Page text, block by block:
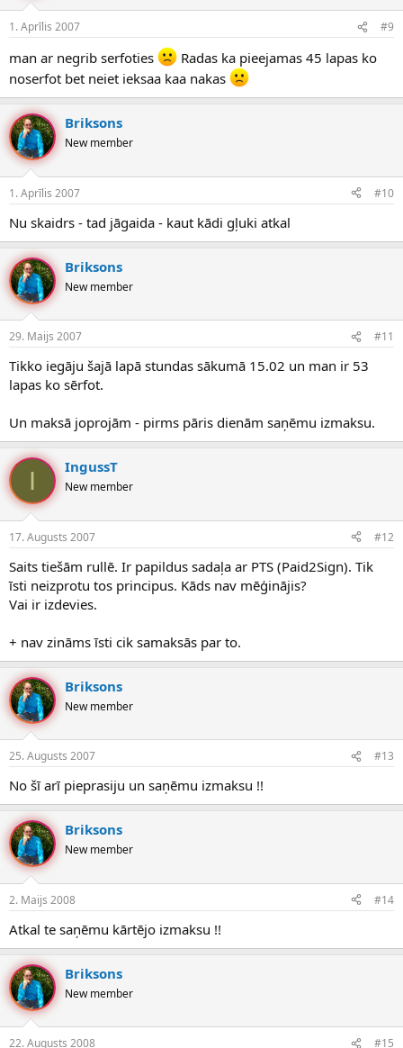
1. Aprīlis 2007 #9
man ar negrib serfoties
Radas ka pieejamas 45 lapas ko
noserfot bet neiet ieksaa kaa nakas
Briksons
New member
1. Aprīlis 2007 #10
Nu skaidrs - tad jāgaida - kaut kādi gļuki atkal
Briksons
New member
29. Maijs 2007 #11
Tikko iegāju šajā lapā stundas sākumā 15.02 un man ir 53
lapas ko sērfot.
Un maksā joprojām - pirms pāris dienām saņēmu izmaksu.
I IngussT
New member
17. Augusts 2007 #12
Saits tiešām rullē. Ir papildus sadaļa ar PTS (Paid2Sign). Tik
īsti neizprotu tos principus. Kāds nav mēģinājis?
Vai ir izdevies.
+ nav zināms īsti cik samaksās par to.
Briksons
New member
25. Augusts 2007 #13
No šī arī pieprasiju un saņēmu izmaksu !!
Briksons
New member
2. Maijs 2008 #14
Atkal te saņēmu kārtējo izmaksu !!
Briksons
New member
22. Augusts 2008 #15